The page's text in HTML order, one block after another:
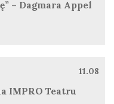
– Dagmara Appel
IMPRO Teatru
11.08